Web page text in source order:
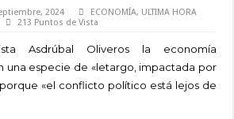
2024 ECONOMÍA, ULTIMA HORA
213 Puntos de Vista
Asdrúbal Oliveros la economía
una especie de «letargo, impactada por
«el conflicto político está lejos de